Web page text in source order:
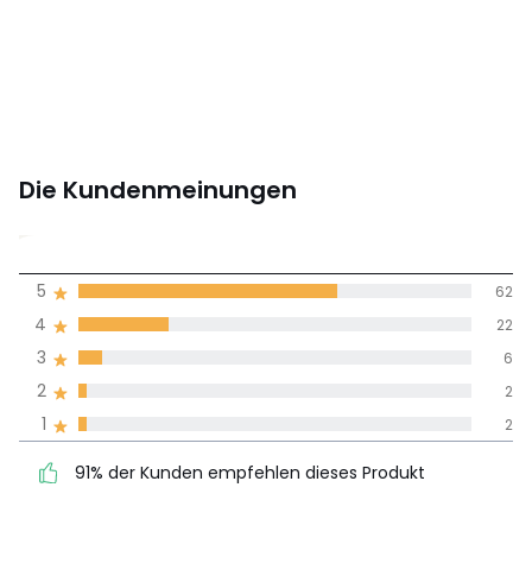
Die Kundenmeinungen
4,5
(94)
4 22
91% der Kunden
empfehlen dieses Produkt
1 2
2 2
3 6
4 22
5 62
91% der Kunden empfehlen dieses Produkt